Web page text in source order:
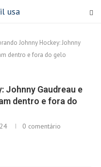
Johnny Hockey: Johnny
dentro e fora do gelo
Johnny Gaudreau e
dentro e fora do
0 comentário